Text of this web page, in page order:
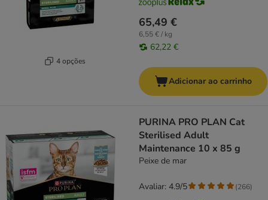
4 opções
65,49 €
6,55 € / kg
62,22 €
Adicionar ao carrinho
PURINA PRO PLAN Cat
Sterilised Adult
Maintenance 10 x 85 g
Peixe de mar
Avaliar: 4.9/5 (266)